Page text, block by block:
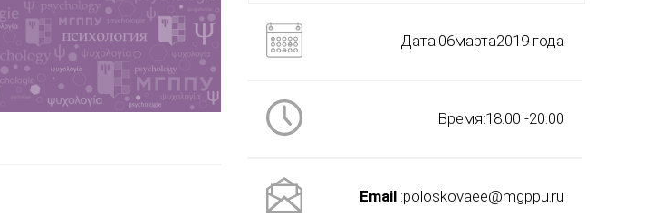
Дата:06марта2019 года
Время:18.00 -20.00
Email :poloskovaee@mgppu.ru